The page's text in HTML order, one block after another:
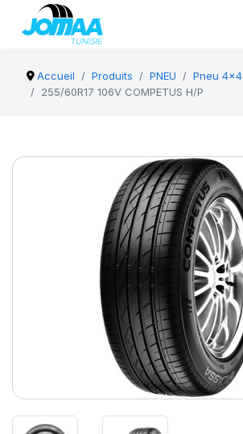
Accueil Produits PNEU
Pneu 4x4
255/60R17 106V COMPETUS H/P